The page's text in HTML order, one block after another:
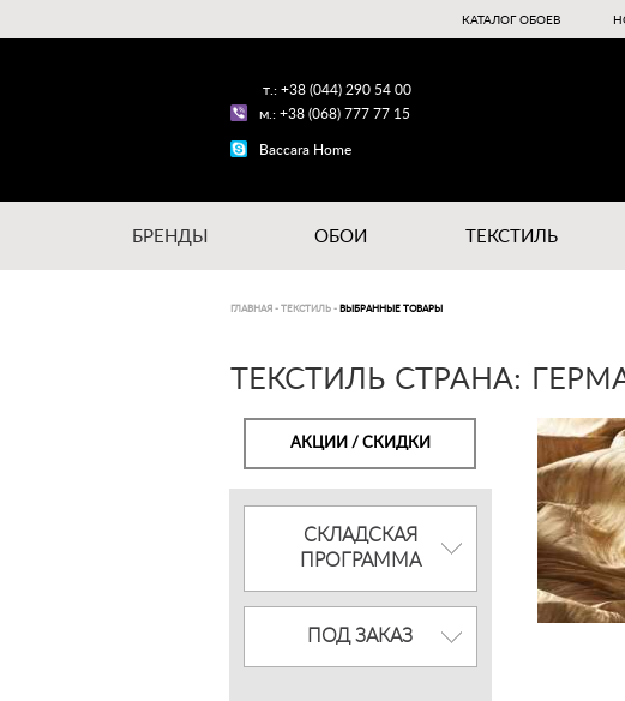
КАТАЛОГ ОБОЕВ
т.: +38 (044) 290 54 00
м.: +38 (068) 777 77 15
Baccara Home
БРЕНДЫ ОБОИ ТЕКСТИЛЬ
ГЛАВНАЯ - ТЕКСТИЛЬ - ВЫБРАННЫЕ ТОВАРЫ
ТЕКСТИЛЬ СТРАНА:
АКЦИИ / СКИДКИ
СКЛАДСКАЯ
ПРОГРАММА
ПОД ЗАКАЗ